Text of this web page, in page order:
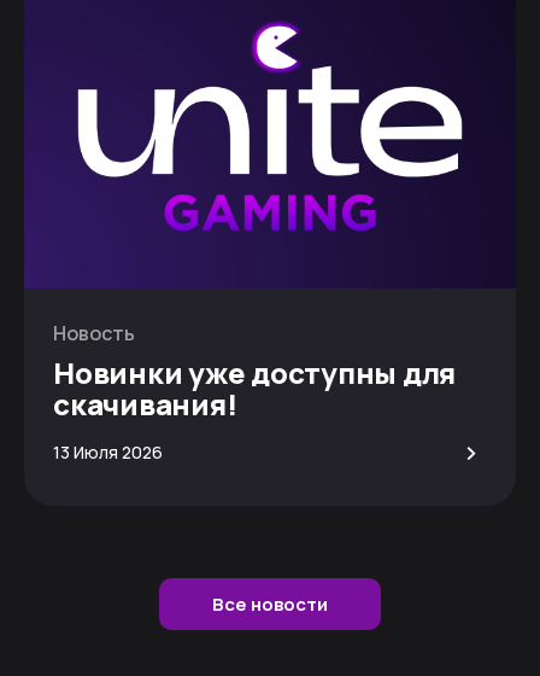
Новость
Новинки уже доступны для
скачивания!
13 Июля 2026 >
Все новости